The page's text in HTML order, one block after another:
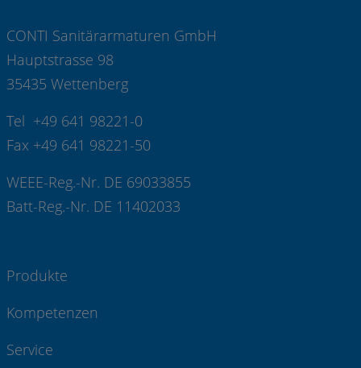
CONTI Sanitärarmaturen GmbH
Hauptstrasse 98
35435 Wettenberg
Tel +49 641 98221-0
Fax +49 641 98221-50
WEEE-Reg.-Nr. DE 69033855
Batt-Reg.-Nr. DE 11402033
Produkte
Kompetenzen
Service